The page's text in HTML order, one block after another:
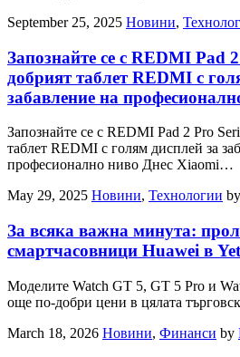
September 25, 2025 Новини,
Запознайте се с REDMI Pad
добрият таблет REDMI с
забавление на
Запознайте се с REDMI Pad 2 Pro
таблет REDMI с голям дисплей за
професионално ниво Днес Xiaomi…
May 29, 2025 Новини, Технологии by
За всяка важна минута:
смартчасовници Huawei в
Моделите Watch GT 5, GT 5 Pro и
още по-добри цени в цялата
March 18, 2026 Новини, Финанси by